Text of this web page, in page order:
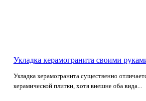
Укладка керамогранита своими
Укладка керамогранита существенно
керамической плитки, хотя внешне оба вида...